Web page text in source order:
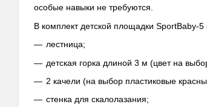
особые навыки не требуются.
В комплект детской площадки SportBaby-5
лестница;
детская горка длиной 3 м (цвет на
2 качели (на выбор пластиковые
стенка для скалолазания;